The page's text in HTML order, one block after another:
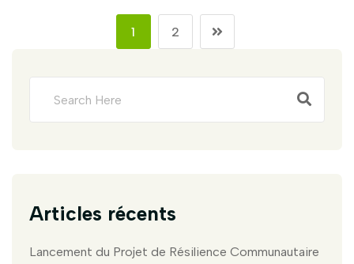
1 2
Articles récents
Lancement du Projet de Résilience Communautaire